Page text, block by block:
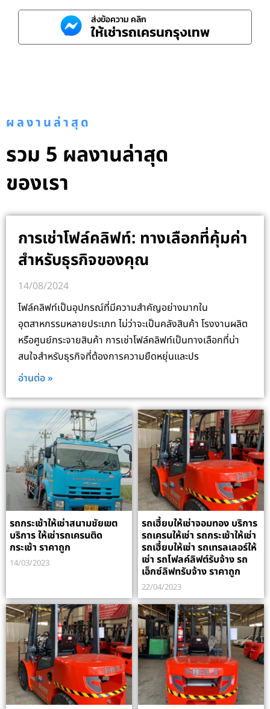
ส่งข้อความ คลิก
ให้เช่ารถเครนกรุงเทพ
ผลงานล่าสุด
รวม 5 ผลงานล่าสุด
ของเรา
การเช่าโฟล์คลิฟท์: ทางเลือกที่คุ้มค่า
สำหรับธุรกิจของคุณ
14/08/2024
โฟล์คลิฟท์เป็นอุปกรณ์ที่มีความสำคัญอย่างมากใน
อุตสาหกรรมหลายประเภท ไม่ว่าจะเป็นคลังสินค้า โรงงานผลิต
หรือศูนย์กระจายสินค้า การเช่าโฟล์คลิฟท์เป็นทางเลือกที่น่า
สนใจสำหรับธุรกิจที่ต้องการความยืดหยุ่นและปร
อ่านต่อ »
รถกระเช้าให้เช่าสนามชัยเขต
บริการ ให้เช่ารถเครนติด
กระเช้า ราคาถูก
14/03/2023
รถเฮี้ยบให้เช่าจอมทอง บริการ
รถเครนให้เช่า รถกระเช้าให้เช่า
รถเฮี้ยบให้เช่า รถเทรลเลอร์ให้
เช่า รถโฟลค์ลิฟต์รับจ้าง รถ
เอ็กซ์ลิฟทรับจ้าง ราคาถูก
22/04/2023